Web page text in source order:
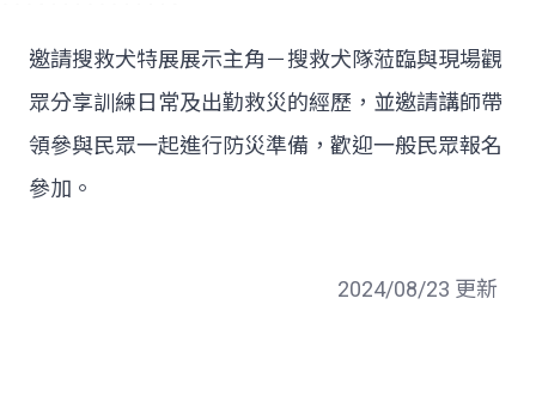
邀請搜救犬特展展示主角－搜救犬隊蒞臨與現場觀
眾分享訓練日常及出勤救災的經歷，並邀請講師帶
領參與民眾一起進行防災準備，歡迎一般民眾報名
參加。
2024/08/23 更新